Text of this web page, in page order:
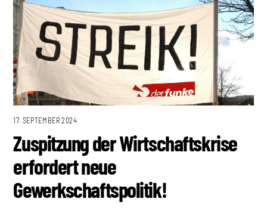
17. SEPTEMBER 2024
Zuspitzung der Wirtschaftskrise
erfordert neue
Gewerkschaftspolitik!